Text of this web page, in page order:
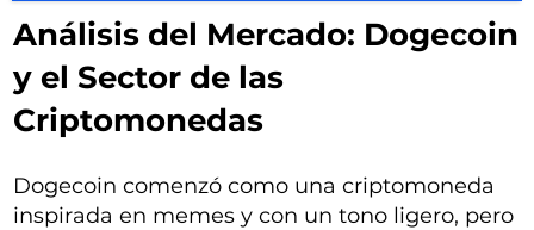
Análisis del Mercado: Dogecoin
y el Sector de las
Criptomonedas
Dogecoin comenzó como una criptomoneda
inspirada en memes y con un tono ligero, pero